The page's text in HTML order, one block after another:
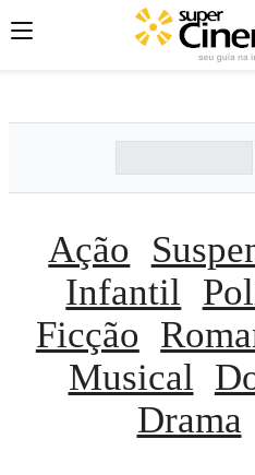
';';
Ação
Infantil
Ficção
Musical
Drama